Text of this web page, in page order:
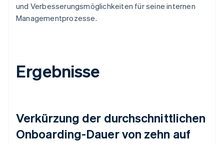
und Verbesserungsmöglichkeiten für seine internen
Managementprozesse.
Ergebnisse
Verkürzung der durchschnittlichen
Onboarding-Dauer von zehn auf